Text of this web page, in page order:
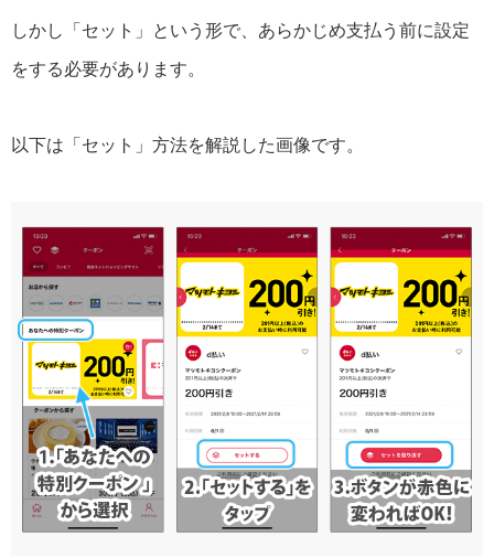
しかし「セット」という形で、あらかじめ支払う前に設定
をする必要があります。
以下は「セット」方法を解説した画像です。